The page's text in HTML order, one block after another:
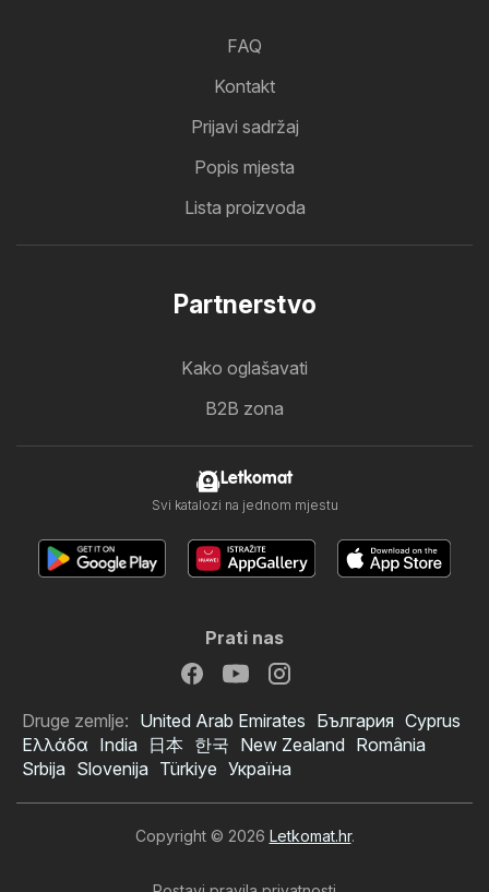
FAQ
Kontakt
Prijavi sadržaj
Popis mjesta
Lista proizvoda
Partnerstvo
Kako oglašavati
B2B zona
Letkomat
Svi katalozi na jednom mjestu
Prati nas
Druge zemlje: United Arab Emirates България Cyprus
Ελλάδα India 日本 한국 New Zealand România
Srbija Slovenija Türkiye Україна
Copyright © 2026 Letkomat.hr.